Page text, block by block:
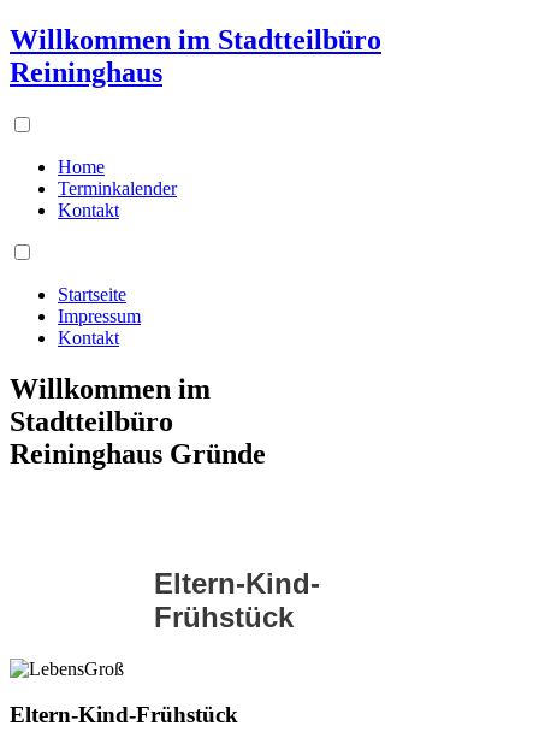
Willkommen im Stadtteilbüro
Reininghaus
Home
Terminkalender
Kontakt
Startseite
Impressum
Kontakt
Willkommen im
Stadtteilbüro
Reininghaus Gründe
Eltern-Kind-
Frühstück
Eltern-Kind-Frühstück